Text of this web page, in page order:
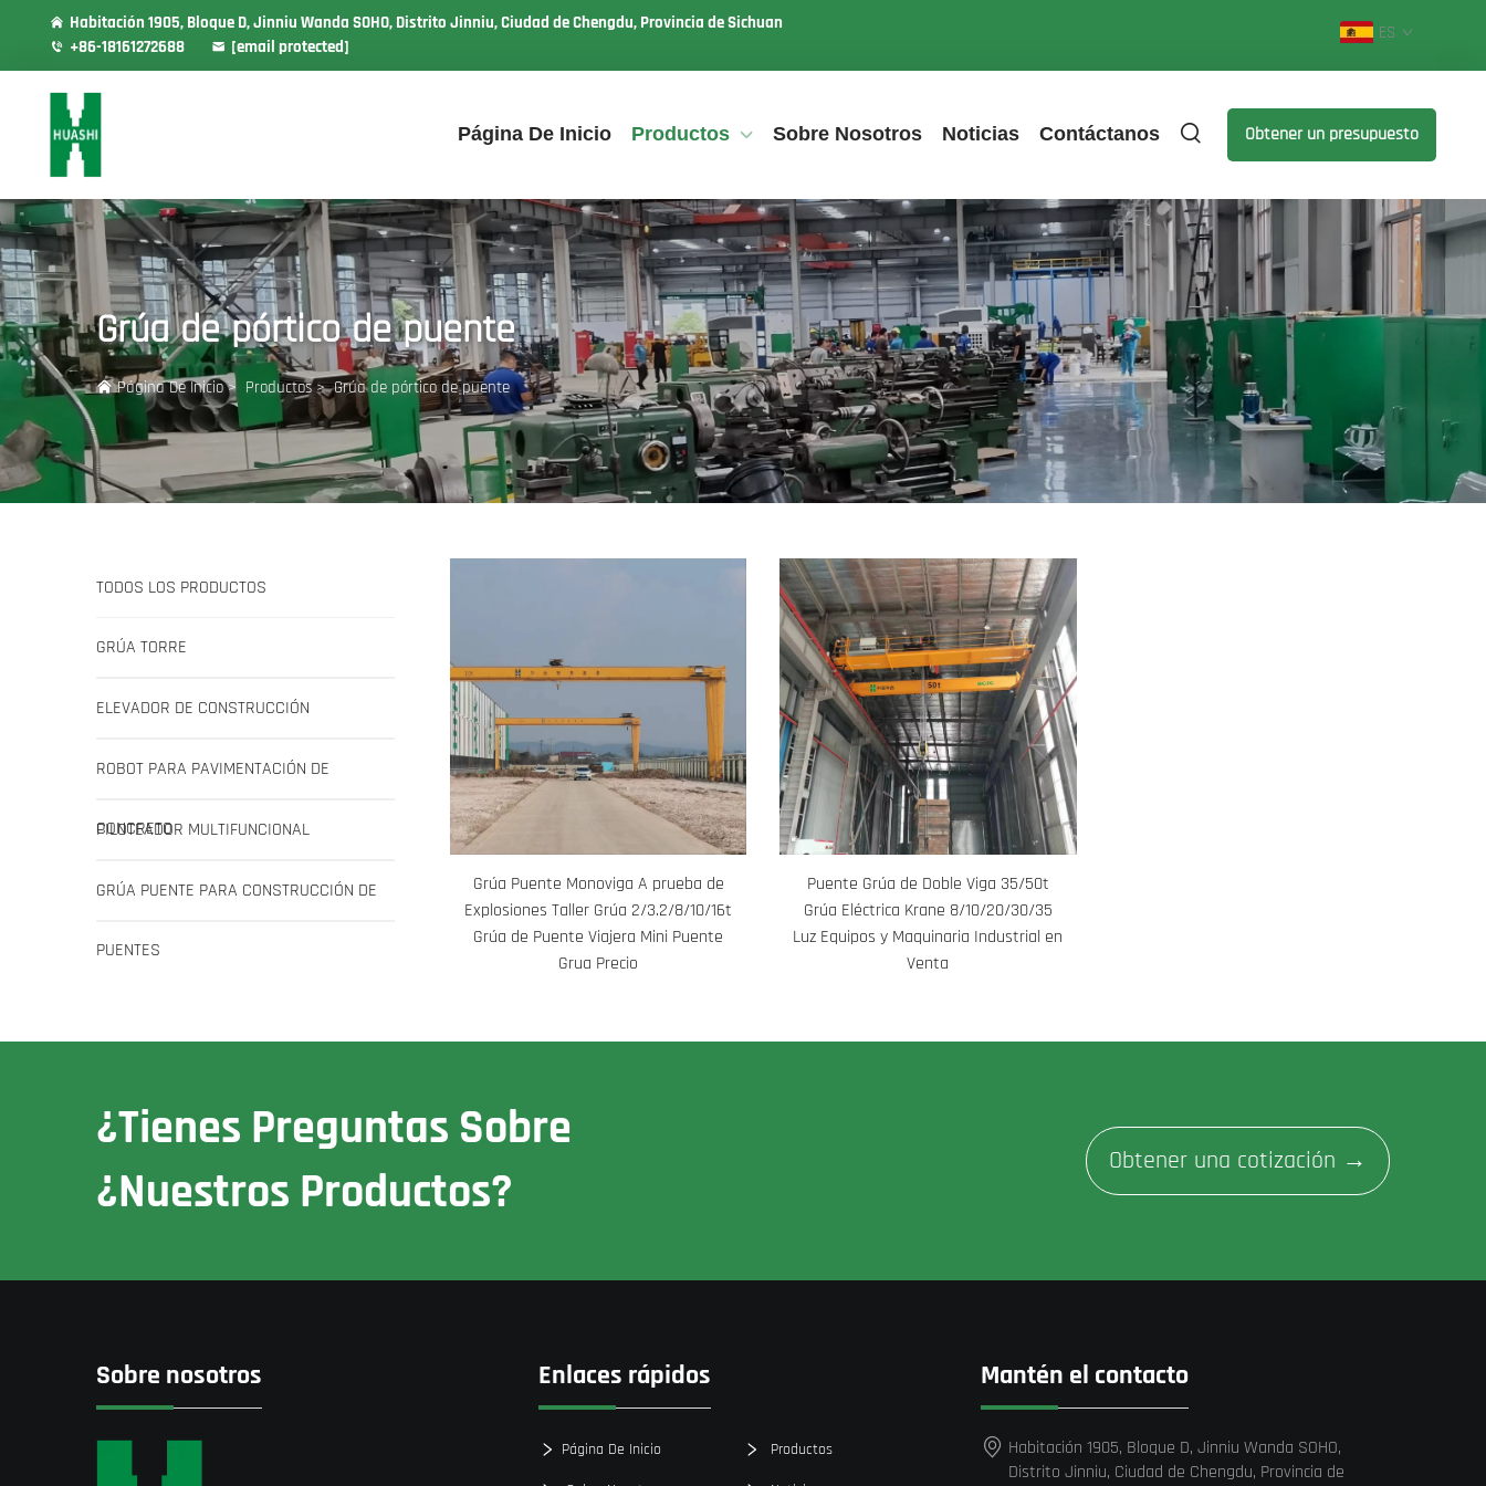
Habitación 1905, Bloque D, Jinniu Wanda SOHO, Distrito Jinniu, Ciudad de Chengdu, Provincia de Sichuan
+86-18161272688
[email protected]
ES
Página De Inicio Productos Sobre Nosotros Noticias Contáctanos Obtener un presupuesto
Grúa de pórtico de puente
Página De Inicio> Productos>Grúa de pórtico de puente
TODOS LOS PRODUCTOS
GRÚA TORRE
ELEVADOR DE CONSTRUCCIÓN
ROBOT PARA PAVIMENTACIÓN DE
CONCRETO
PILOTEADOR MULTIFUNCIONAL
GRÚA PUENTE PARA CONSTRUCCIÓN DE
PUENTES
Grúa Puente Monoviga A prueba de
Explosiones Taller Grúa 2/3.2/8/10/16t
Grúa de Puente Viajera Mini Puente
Grua Precio
Puente Grúa de Doble Viga 35/50t
Grúa Eléctrica Krane 8/10/20/30/35
Luz Equipos y Maquinaria Industrial en
Venta
¿Tienes Preguntas Sobre
¿nuestros Productos?
Obtener una cotización →
Sobre nosotros Enlaces rápidos
Página De Inicio Productos
Mantén el contacto
Habitación 1905, Bloque D, Jinniu Wanda SOHO,
Distrito Jinniu, Ciudad de Chengdu, Provincia de